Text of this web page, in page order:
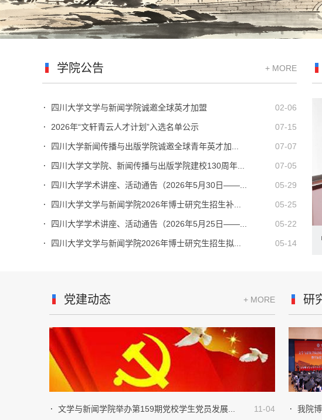
学院公告 + MORE
02-06
四川大学文学与新闻学院诚邀全球英才加盟
07-15
2026年“文轩青云人才计划”入选名单公示
07-07
四川大学新闻传播与出版学院诚邀全球青年英才加...
07-05
四川大学文学院、新闻传播与出版学院建校130周年...
05-29
四川大学学术讲座、活动通告（2026年5月30日——...
05-25
四川大学文学与新闻学院2026年博士研究生招生补...
05-22
四川大学学术讲座、活动通告（2026年5月25日——...
05-14
四川大学文学与新闻学院2026年博士研究生招生拟...
党建动态 + MORE
11-04
文学与新闻学院举办第159期党校学生党员发展...
研
我院